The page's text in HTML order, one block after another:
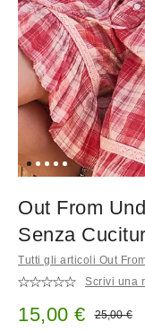
Out From
Senza
Tutti gli articoli Out
Scrivi una
Prezzo di
15,00 € Prezzo
25,00 €